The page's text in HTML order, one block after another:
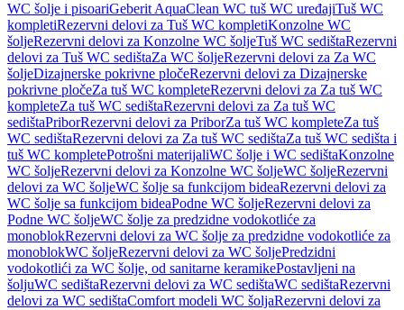
WC šolje i pisoariGeberit AquaClean WC tuš WC uređajiTuš WC
kompletiRezervni delovi za Tuš WC kompletiKonzolne WC
šoljeRezervni delovi za Konzolne WC šoljeTuš WC sedištaRezervni
delovi za Tuš WC sedištaZa WC šoljeRezervni delovi za Za WC
šoljeDizajnerske pokrivne pločeRezervni delovi za Dizajnerske
pokrivne pločeZa tuš WC kompleteRezervni delovi za Za tuš WC
kompleteZa tuš WC sedištaRezervni delovi za Za tuš WC
sedištaPriborRezervni delovi za PriborZa tuš WC kompleteZa tuš
WC sedištaRezervni delovi za Za tuš WC sedištaZa tuš WC sedišta i
tuš WC kompletePotrošni materijaliWC šolje i WC sedištaKonzolne
WC šoljeRezervni delovi za Konzolne WC šoljeWC šoljeRezervni
delovi za WC šoljeWC šolje sa funkcijom bideaRezervni delovi za
WC šolje sa funkcijom bideaPodne WC šoljeRezervni delovi za
Podne WC šoljeWC šolje za predzidne vodokotliće za
monoblokRezervni delovi za WC šolje za predzidne vodokotliće za
monoblokWC šoljeRezervni delovi za WC šoljePredzidni
vodokotlići za WC šolje, od sanitarne keramikePostavljeni na
šoljuWC sedištaRezervni delovi za WC sedištaWC sedištaRezervni
delovi za WC sedištaComfort modeli WC šoljaRezervni delovi za